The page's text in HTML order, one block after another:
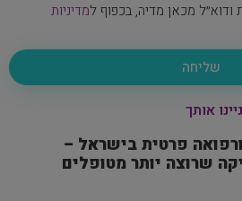
מכאן מדיה, בכפוף למדיניות
שליחה
אותך
פרטית בישראל –
שרוצה יותר מטופלים